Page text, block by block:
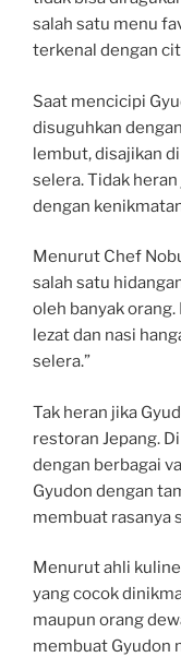
salah satu menu
terkenal dengan
Saat mencicipi
disuguhkan
lembut, disajikan
selera. Tidak
dengan
Menurut Chef
salah satu
oleh banyak
lezat dan nasi
selera.”
Tak heran jika
restoran Jepang.
dengan berbagai
Gyudon dengan
membuat rasanya
Menurut ahli
yang cocok
maupun orang
membuat Gyudon